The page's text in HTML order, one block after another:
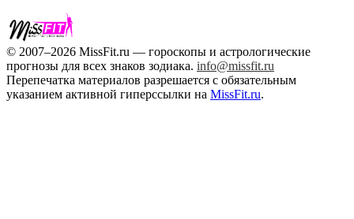
© 2007–2026 MissFit.ru — гороскопы и астрологические
прогнозы для всех знаков зодиака. info@missfit.ru
Перепечатка материалов разрешается с обязательным
указанием активной гиперссылки на MissFit.ru.